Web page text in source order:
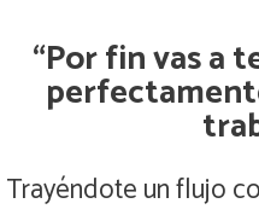
“Por fin vas a
Trayéndote un flujo